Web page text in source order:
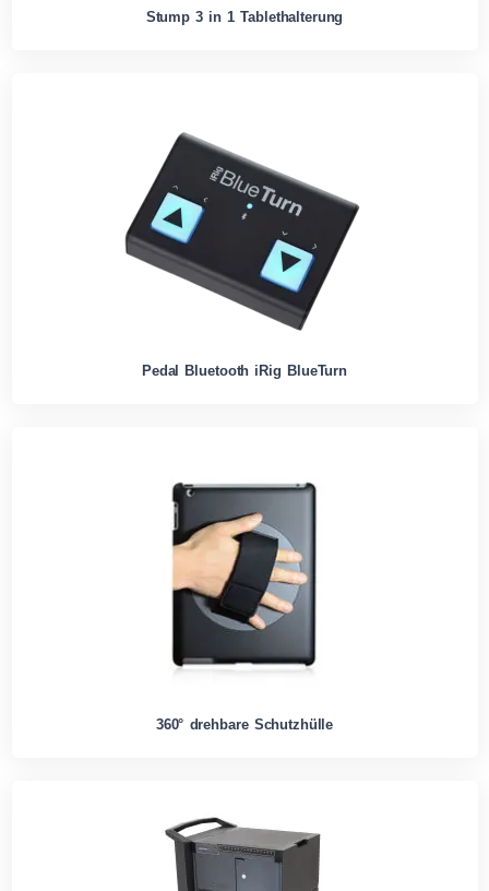
Stump 3 in 1 Tablethalterung
Pedal Bluetooth iRig BlueTurn
360° drehbare Schutzhülle